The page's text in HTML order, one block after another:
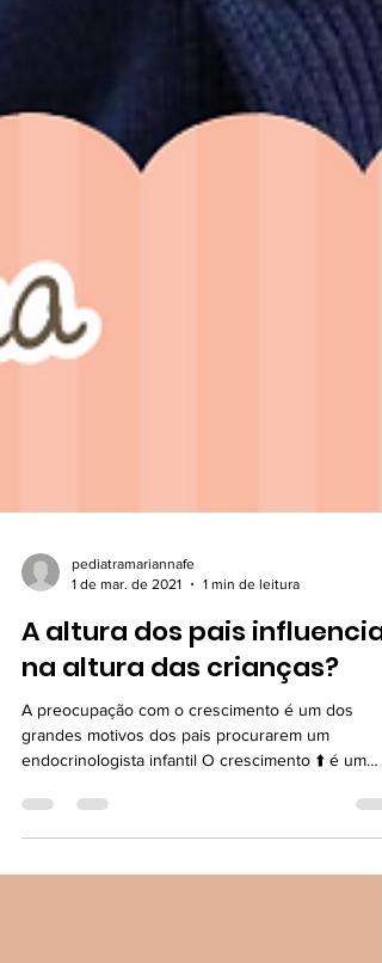
pediatramariannafe
1 de mar. de 2021
1 min de leitura
A altura dos pais influencia
na altura das crianças?
grandes motivos dos pais procurarem um
endocrinologista infantil O crescimento ⬆️ é um